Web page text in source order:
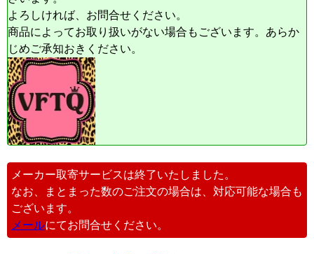
よろしければ、お問合せください。
商品によってお取り扱いがない場合もございます。あらか
じめご承知おきください。
メーカー取寄サービスは終了いたしました。
なお、まとまった数のご注文の場合は、対応可能な場合も
ございます。
メールにてお問合せください。